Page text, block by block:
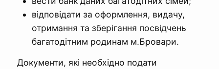
відповідати за оформлення, видачу,
отримання та зберігання посвідчень
багатодітним родинам м.Бровари.
Документи, які необхідно подати